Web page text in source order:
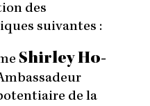
des
suivantes :
Shirley Ho-
de la